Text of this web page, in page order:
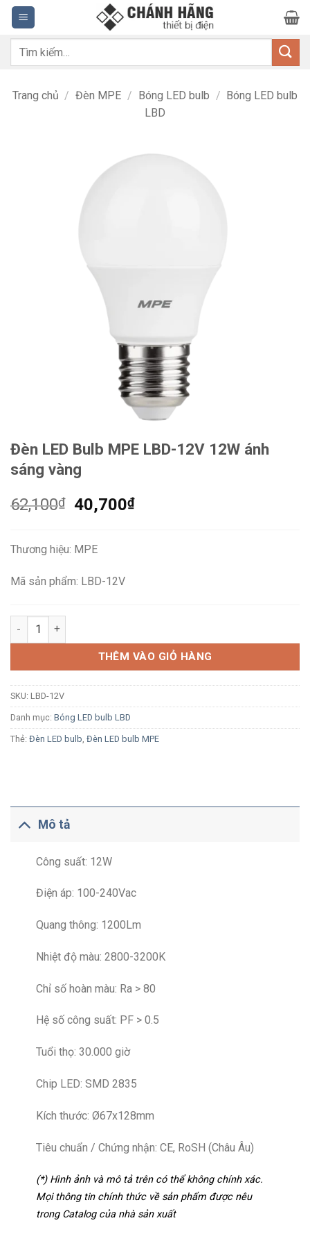
Bỏ
qua
nội
dung
Tìm
Trang chủ / Đèn MPE / Bóng LED bulb / Bóng LED bulb
LBD
Đèn LED Bulb MPE LBD-12V 12W ánh
sáng vàng
62,100₫
Giá
62,100₫.
40,700₫Giá
Thương hiệu: MPE
Mã sản phẩm: LBD-12V
Đèn LED Bulb MPE LBD-12V 12W ánh sáng vàng số lượng
THÊM VÀO GIỎ HÀNG
SKU: LBD-12V
Danh mục: Bóng LED bulb LBD
Thẻ: Đèn LED bulb Đèn LED bulb MPE
Mô tả
Công suất: 12W
Điện áp: 100-240Vac
Quang thông: 1200Lm
Nhiệt độ màu: 2800-3200K
Chỉ số hoàn màu: Ra > 80
Hệ số công suất: PF > 0.5
Tuổi thọ: 30.000 giờ
Chip LED: SMD 2835
Kích thước: Ø67x128mm
Tiêu chuẩn / Chứng nhận: CE, RoSH (Châu Âu)
(*) Hình ảnh và mô tả trên có thể không chính xác.
Mọi thông tin chính thức về sản phẩm được nêu
trong Catalog của nhà sản xuất